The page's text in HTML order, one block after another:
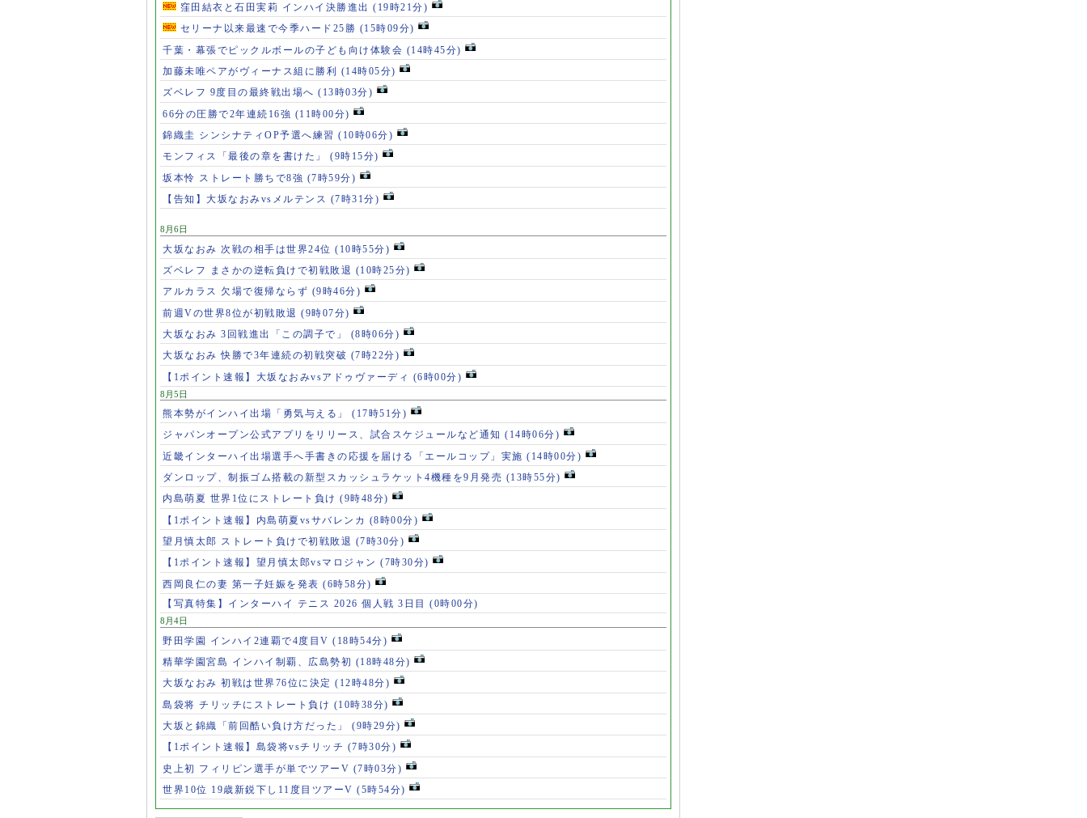
窪田結衣と石田実莉 インハイ決勝進出 (19時21分)
セリーナ以来最速で今季ハード25勝 (15時09分)
千葉・幕張でピックルボールの子ども向け体験会 (14時45分)
加藤未唯ペアがヴィーナス組に勝利 (14時05分)
ズベレフ 9度目の最終戦出場へ (13時03分)
66分の圧勝で2年連続16強 (11時00分)
錦織圭 シンシナティOP予選へ練習 (10時06分)
モンフィス「最後の章を書けた」 (9時15分)
坂本怜 ストレート勝ちで8強 (7時59分)
【告知】大坂なおみvsメルテンス (7時31分)
8月6日
大坂なおみ 次戦の相手は世界24位 (10時55分)
ズベレフ まさかの逆転負けで初戦敗退 (10時25分)
アルカラス 欠場で復帰ならず (9時46分)
前週Vの世界8位が初戦敗退 (9時07分)
大坂なおみ 3回戦進出「この調子で」 (8時06分)
大坂なおみ 快勝で3年連続の初戦突破 (7時22分)
【1ポイント速報】大坂なおみvsアドゥヴァーディ (6時00分)
8月5日
熊本勢がインハイ出場「勇気与える」 (17時51分)
ジャパンオープン公式アプリをリリース、試合スケジュールなど通知 (14時06分)
近畿インターハイ出場選手へ手書きの応援を届ける「エールコップ」実施 (14時00分)
ダンロップ、制振ゴム搭載の新型スカッシュラケット4機種を9月発売 (13時55分)
内島萌夏 世界1位にストレート負け (9時48分)
【1ポイント速報】内島萌夏vsサバレンカ (8時00分)
望月慎太郎 ストレート負けで初戦敗退 (7時30分)
【1ポイント速報】望月慎太郎vsマロジャン (7時30分)
西岡良仁の妻 第一子妊娠を発表 (6時58分)
【写真特集】インターハイ テニス 2026 個人戦 3日目 (0時00分)
8月4日
野田学園 インハイ2連覇で4度目V (18時54分)
精華学園宮島 インハイ制覇、広島勢初 (18時48分)
大坂なおみ 初戦は世界76位に決定 (12時48分)
島袋将 チリッチにストレート負け (10時38分)
大坂と錦織「前回酷い負け方だった」 (9時29分)
【1ポイント速報】島袋将vsチリッチ (7時30分)
史上初 フィリピン選手が単でツアーV (7時03分)
世界10位 19歳新鋭下し11度目ツアーV (5時54分)